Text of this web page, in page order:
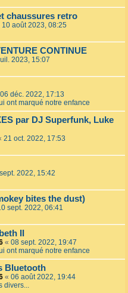
chaussures retro
10 août 2023, 08:25
CONTINUE
2023, 15:07
06 déc. 2022, 17:13
ont marqué notre enfance
par DJ Superfunk, Luke
21 oct. 2022, 17:53
2022, 15:42
bites the dust)
sept. 2022, 06:41
II
« 08 sept. 2022, 19:47
ont marqué notre enfance
Bluetooth
« 06 août 2022, 19:44
divers...